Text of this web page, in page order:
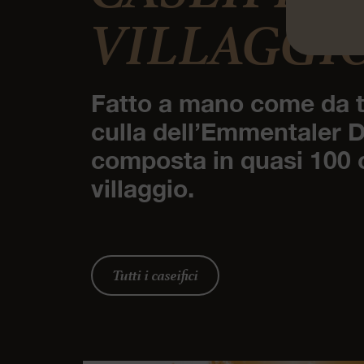
Fatto a mano come da
culla dell’Emmentaler
composta in quasi 100
villaggio.
Tutti i caseifici